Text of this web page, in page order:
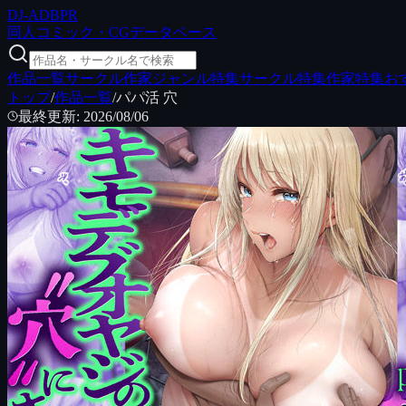
DJ-ADBPR
同人コミック・CGデータベース
作品一覧サークル作家ジャンル特集サークル特集作家特集お
トップ/作品一覧/パパ活 穴
最終更新: 2026/08/06